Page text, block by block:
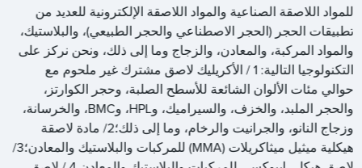
للمواد اللاصقة الصناعية والمواد اللاصقة الإلكترونية للعديد من
تطبيقات الحجر (الحجر الاصطناعي والحجر الطبيعي)، والبلاستيك،
والمواد المركبة، والمعادن، والزجاج وما إلى ذلك، ونحن نركز على
التكنولوجيا التالية: 1 / الأكريليك لاصق مشترك غير ملحوم مع
حوالي مئات الألوان الشائعة للأسطح الصلبة، وحجر الكوارتز،
والحجر الملبد، والخزف، والسيراميك، وHPL، وBMC، والخرسانة،
وزجاج النانو، والجرانيت والرخام، وما إلى ذلك؛2/ مادة لاصقة
هيكلية ميثيل ميثاكريلات (MMA) للمركبات والبلاستيك والمعادن؛3/